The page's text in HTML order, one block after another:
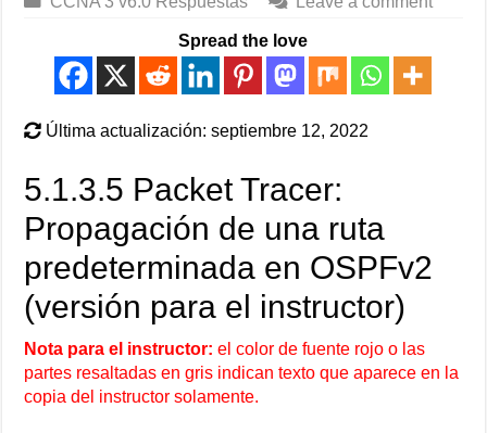
Spread the love
Última actualización: septiembre 12, 2022
5.1.3.5 Packet Tracer:
Propagación de una ruta
predeterminada en OSPFv2
(versión para el instructor)
Nota para el instructor: el color de fuente rojo o las
partes resaltadas en gris indican texto que aparece en la
copia del instructor solamente.